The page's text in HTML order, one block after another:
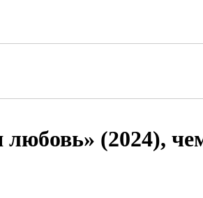
(2024),